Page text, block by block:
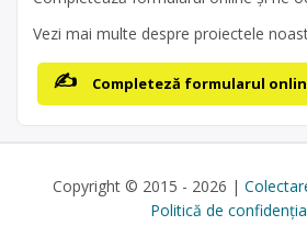
Vezi mai multe despre proiectele
Completeză formularul
Copyright © 2015 - 2026 |
Politică de